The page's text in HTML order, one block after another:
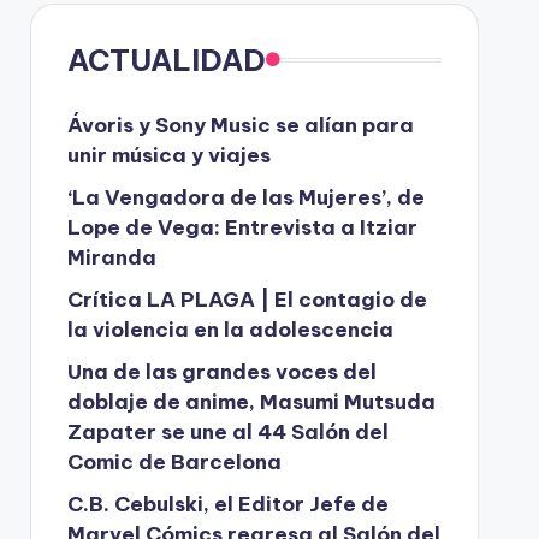
ACTUALIDAD
Ávoris y Sony Music se alían para
unir música y viajes
‘La Vengadora de las Mujeres’, de
Lope de Vega: Entrevista a Itziar
Miranda
Crítica LA PLAGA | El contagio de
la violencia en la adolescencia
Una de las grandes voces del
doblaje de anime, Masumi Mutsuda
Zapater se une al 44 Salón del
Comic de Barcelona
C.B. Cebulski, el Editor Jefe de